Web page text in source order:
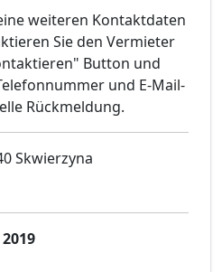
weiteren Kontaktdaten
Sie den Vermieter
Button und
und E-Mail-
Rückmeldung.
Skwierzyna